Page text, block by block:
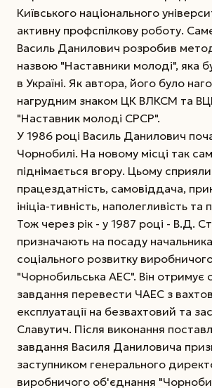
Київського національного
активну профспілкову роботу.
Василь Данилович розробив
назвою "Наставники молоді", яка
в Україні. Як автора, його було
нагрудним знаком ЦК ВЛКСМ та
"Наставник молоді СРСР".
У 1986 році Василь Данилович
Чорнобилі. На новому місці так
піднімається вгору. Цьому
працездатність, самовіддача,
ініціа-тивність, наполегливість та
Тож через рік - у 1987 році - В.Д.
призначають на посаду
соціального розвитку
"Чорнобильська АЕС". Він отримує
завдання перевести ЧАЕС з
експлуатації на безвахтовий та
Славутич. Після виконання
завдання Василя Даниловича
заступником генерального
виробничого об'єднання